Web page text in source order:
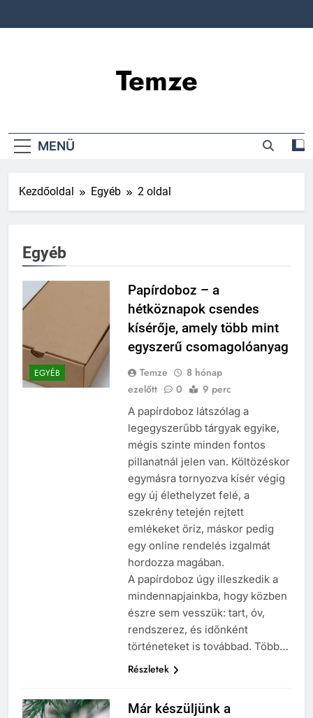
Temze
MENÜ
Kezdőoldal Egyéb 2 oldal
Egyéb
EGYÉB
Papírdoboz – a
hétköznapok csendes
kísérője, amely több mint
egyszerű csomagolóanyag
Temze
8 hónap
ezelőtt
0 9 perc
A papírdoboz látszólag a
legegyszerűbb tárgyak egyike,
mégis szinte minden fontos
pillanatnál jelen van. Költözéskor
egymásra tornyozva kísér végig
egy új élethelyzet felé, a
szekrény tetején rejtett
emlékeket őriz, máskor pedig
egy online rendelés izgalmát
hordozza magában.
A papírdoboz úgy illeszkedik a
mindennapjainkba, hogy közben
észre sem vesszük: tart, óv,
rendszerez, és időnként
történeteket is továbbad. Több…
Részletek
Már készüljünk a